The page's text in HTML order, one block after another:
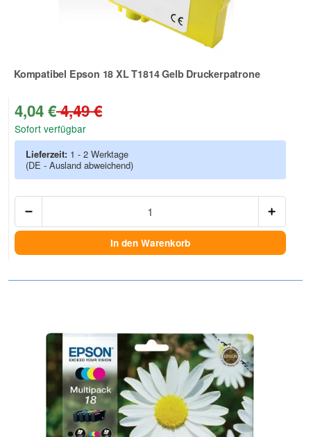
Kompatibel Epson 18 XL T1814 Gelb Druckerpatrone
Zur Artikelbewertung
4,04 €4,49 €
Sofort verfügbar
Lieferzeit: 1 - 2 Werktage
(DE - Ausland abweichend)
In den Warenkorb